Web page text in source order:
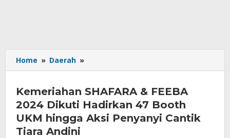
Home » Daerah »
SHAFARA
FEEBA
2024
Dikuti
Hadirkan
Kemeriahan SHAFARA & FEEBA
2024 Dikuti Hadirkan 47 Booth
UKM hingga Aksi Penyanyi Cantik
Tiara Andini